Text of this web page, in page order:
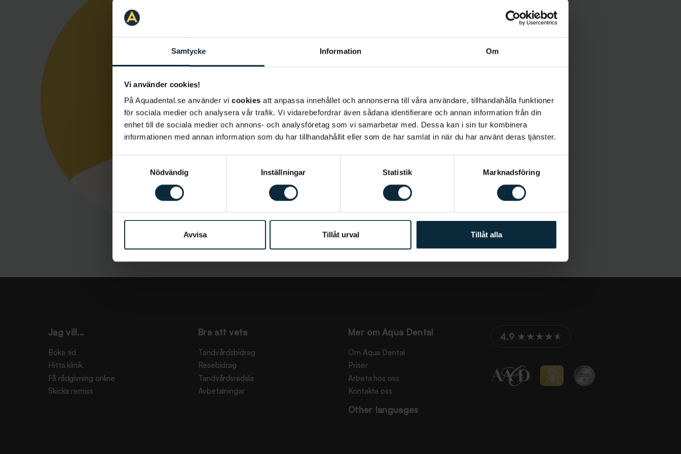
Samtycke Information Om
Vi använder cookies!
På Aquadental.se använder vi cookies att anpassa innehållet och annonserna till våra användare, tillhandahålla funktioner
för sociala medier och analysera vår trafik. Vi vidarebefordrar även sådana identifierare och annan information från din
enhet till de sociala medier och annons- och analysföretag som vi samarbetar med. Dessa kan i sin tur kombinera
informationen med annan information som du har tillhandahållit eller som de har samlat in när du har använt deras tjänster.
Samtyckesval
Nödvändig
Inställningar Statistik Marknadsföring
Avvisa Tillåt urval Tillåt alla
Jag vill...
Boka tid
Hitta klinik
Få rådgivning online
Skicka remiss
Bra att veta
Tandvårdsbidrag
Resebidrag
Tandvårdsrädsla
Avbetalningar
Mer om Aqua Dental
Om Aqua Dental
Priser
Arbeta hos oss
Kontakta oss
Other languages
4.9